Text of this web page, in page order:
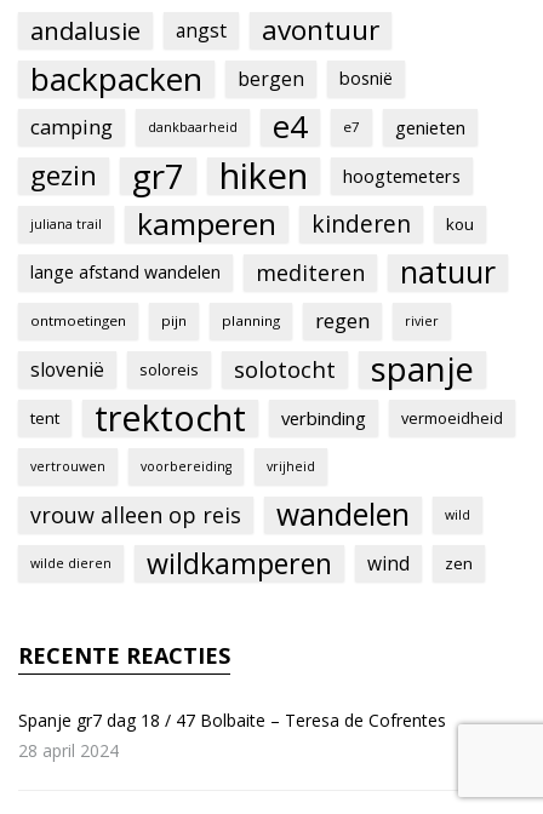
andalusie angst avontuur
backpacken bergen bosnië
camping dankbaarheid e4 e7 genieten
gezin gr7 hiken hoogtemeters
juliana trail kamperen kinderen kou
lange afstand wandelen mediteren natuur
ontmoetingen pijn planning regen rivier
slovenië soloreis solotocht spanje
tent trektocht verbinding vermoeidheid
vertrouwen voorbereiding vrijheid
vrouw alleen op reis wandelen wild
wilde dieren wildkamperen wind zen
RECENTE REACTIES
Spanje gr7 dag 18 / 47 Bolbaite – Teresa de Cofrentes
28 april 2024